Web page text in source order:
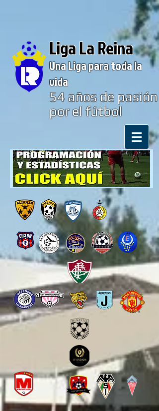
Liga La Reina
Una Liga para toda la
vida
54años de pasión
por el fútbol